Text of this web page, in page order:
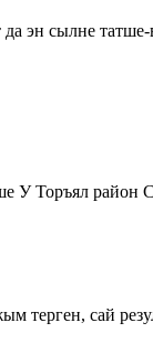
эн сылне
Торъял район
сай